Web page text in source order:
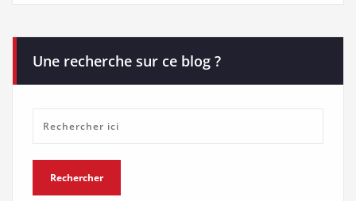
Une recherche sur ce blog ?